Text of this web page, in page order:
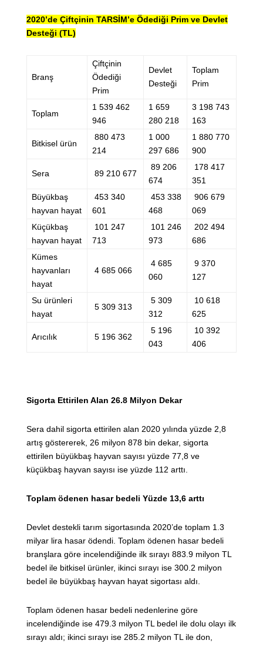
2020’de Çiftçinin TARSİM’e Ödediği Prim ve Devlet
Desteği (TL)
Branş
Çiftçinin
Ödediği
Prim
Devlet
Desteği
Toplam
Prim
Toplam
1 539 462
946
1 659
280 218
3 198 743
163
Bitkisel ürün
880 473
214
1 000
297 686
1 880 770
900
Sera 89 210 677
89 206
674
178 417
351
Büyükbaş
hayvan hayat
453 340
601
453 338
468
906 679
069
Küçükbaş
hayvan hayat
101 247
713
101 246
973
202 494
686
Kümes
hayvanları
hayat
4 685 066
4 685
060
9 370
127
Su ürünleri
hayat
5 309 313
5 309
312
10 618
625
Arıcılık 5 196 362
5 196
043
10 392
406
Sigorta Ettirilen Alan 26.8 Milyon Dekar
Sera dahil sigorta ettirilen alan 2020 yılında yüzde 2,8
artış göstererek, 26 milyon 878 bin dekar, sigorta
ettirilen büyükbaş hayvan sayısı yüzde 77,8 ve
küçükbaş hayvan sayısı ise yüzde 112 arttı.
Toplam ödenen hasar bedeli Yüzde 13,6 arttı
Devlet destekli tarım sigortasında 2020’de toplam 1.3
milyar lira hasar ödendi. Toplam ödenen hasar bedeli
branşlara göre incelendiğinde ilk sırayı 883.9 milyon TL
bedel ile bitkisel ürünler, ikinci sırayı ise 300.2 milyon
bedel ile büyükbaş hayvan hayat sigortası aldı.
Toplam ödenen hasar bedeli nedenlerine göre
incelendiğinde ise 479.3 milyon TL bedel ile dolu olayı ilk
sırayı aldı; ikinci sırayı ise 285.2 milyon TL ile don,